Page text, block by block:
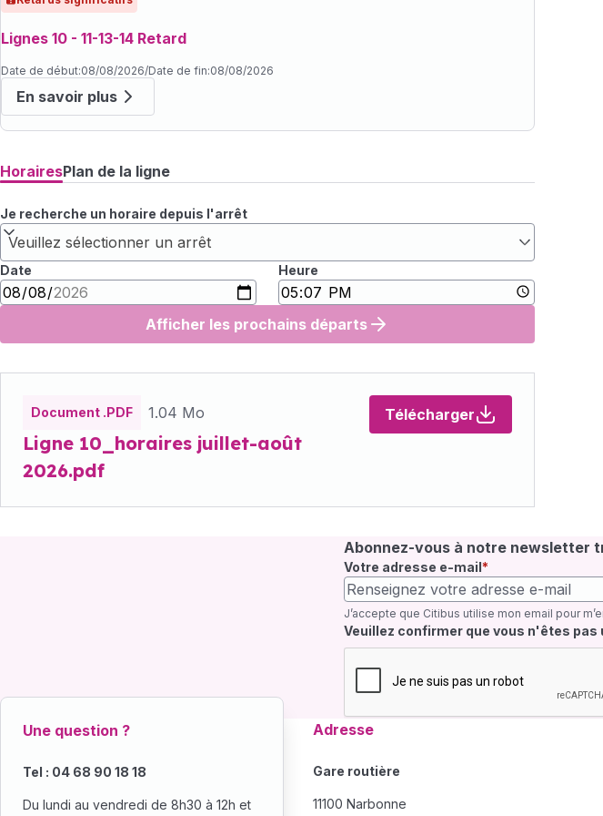
Lignes 10 - 11-13-14 Retard
Date de début:08/08/2026/Date de fin:08/08/2026
En savoir plus
HorairesPlan de la ligne
Je recherche un horaire depuis l'arrêt
Veuillez sélectionner un arrêt
Date Heure
Afficher les prochains départs
Document .PDF 1.04 Mo
Ligne 10_horaires juillet-août
2026.pdf
Télécharger
Abonnez-vous à notre newsletter
Votre adresse e-mail
J’accepte que Citibus utilise mon email pour
Champ requis
Veuillez confirmer que vous n'êtes pas
Une question ?
Tel : 04 68 90 18 18
Du lundi au vendredi de 8h30 à 12h et
Adresse
Gare routière
11100 Narbonne